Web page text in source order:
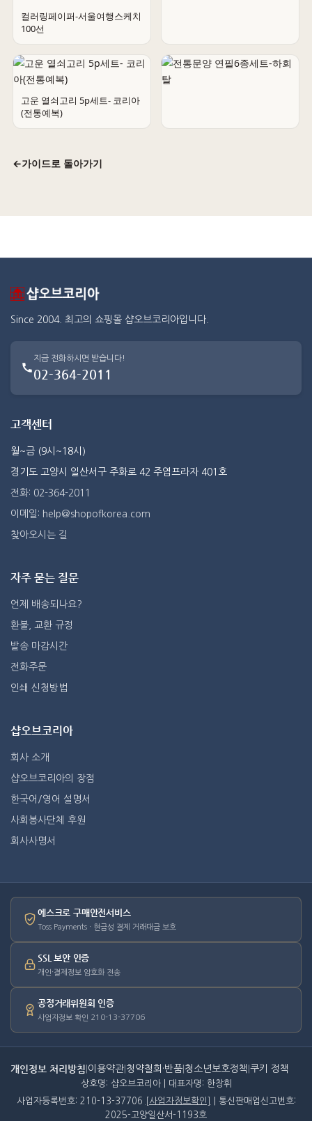
컬러링페이퍼-서울여행스케치
100선
대한민국 지도 메모홀더-청색
고운 열쇠고리 5p세트- 코리아
(전통예복)
←가이드로 돌아가기
Since 2004. 최고의 쇼핑몰 샵오브코리아입니다.
지금 전화하시면 받습니다!
02-364-2011
고객센터
월~금 (9시~18시)
경기도 고양시 일산서구 주화로 42 주엽프라자 401호
전화: 02-364-2011
이메일: help@shopofkorea.com
찾아오시는 길
자주 묻는 질문
언제 배송되나요?
환불, 교환 규정
발송 마감시간
전화주문
인쇄 신청방법
샵오브코리아
회사 소개
샵오브코리아의 장점
한국어/영어 설명서
사회봉사단체 후원
회사사명서
에스크로 구매안전서비스
Toss Payments · 현금성 결제 거래대금 보호
SSL 보안 인증
개인·결제정보 암호화 전송
공정거래위원회 인증
사업자정보 확인 210-13-37706
개인정보 처리방침 이용약관 청약철회·반품 청소년보호정책 쿠키 정책
상호명: 샵오브코리아 | 대표자명: 한창휘
사업자등록번호: 210-13-37706
[사업자정보확인]
| 통신판매업신고번호:
2025-고양일산서-1193호